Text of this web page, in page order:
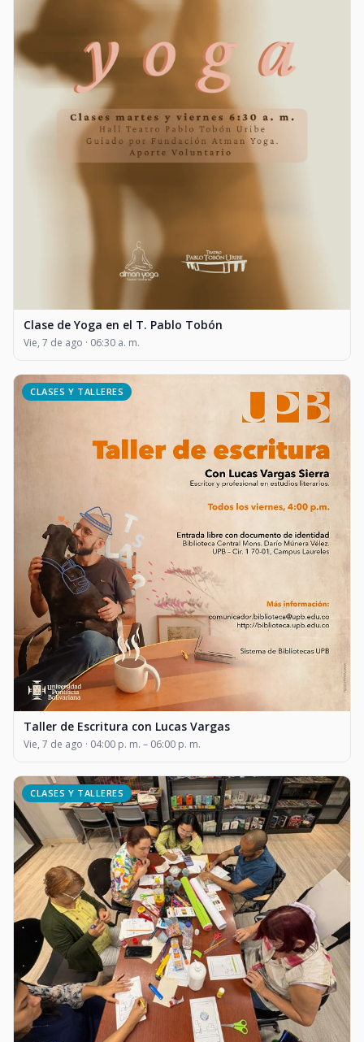
Clase de Yoga en el T. Pablo Tobón
Vie, 7 de ago · 06:30 a. m.
CLASES Y TALLERES
Taller de Escritura con Lucas Vargas
Vie, 7 de ago · 04:00 p. m. – 06:00 p. m.
CLASES Y TALLERES